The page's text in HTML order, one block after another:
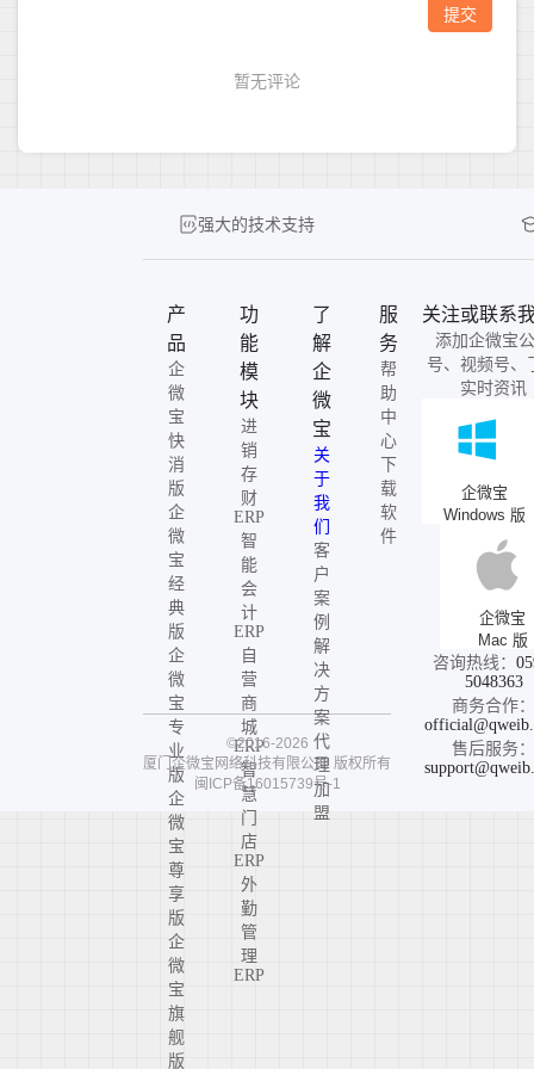
强大的技术支持
产
品
企
微
宝
快
消
版
企
微
宝
经
典
版
企
微
宝
专
业
版
企
微
宝
尊
享
版
企
微
宝
旗
舰
版
功
能
模
块
进
销
存
财
ERP
智
能
会
计
ERP
自
营
商
城
ERP
智
慧
门
店
ERP
外
勤
管
理
ERP
了
解
企
微
宝
关
于
我
们
客
户
案
例
解
决
方
案
代
理
加
盟
服
务
帮
助
中
心
下
载
软
件
关注或联系
添加企微宝
号、视频号、
实时资讯
企微宝
Windows 版
企微宝
Mac 版
咨询热线：
5048363
商务合作：
售后服务：
©2016-2026
厦门企微宝网络科技有限公司 版权所有
闽ICP备16015739号-1